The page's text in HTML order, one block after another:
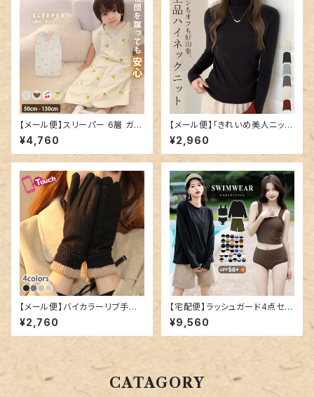
【メール便】スリーパー 6層 ガー
ゼ キッズ 女の子／kidstops01
7
¥4,760
【メール便】「きれいめ美人ニッ
ト」ニット レディース きれいめ
ハイネック トップス／tops232
5
¥2,960
【メール便】バイカラーリブ手袋
／glove173
¥2,760
【宅配便】ラッシュガード4点セッ
トビキニ C／hys2861
¥9,560
CATAGORY